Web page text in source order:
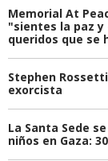
Memorial At
"sientes la paz y
queridos que se
Stephen
exorcista
La Santa Sede
niños en Gaza: